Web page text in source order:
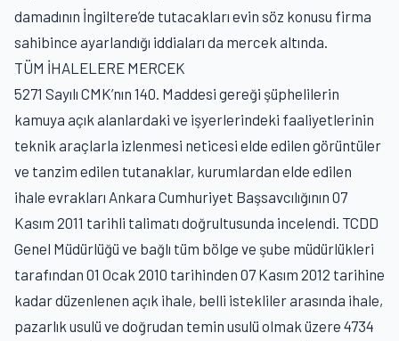
damadının İngiltere’de tutacakları evin söz konusu firma
sahibince ayarlandığı iddiaları da mercek altında.
TÜM İHALELERE MERCEK
5271 Sayılı CMK’nın 140. Maddesi gereği şüphelilerin
kamuya açık alanlardaki ve işyerlerindeki faaliyetlerinin
teknik araçlarla izlenmesi neticesi elde edilen görüntüler
ve tanzim edilen tutanaklar, kurumlardan elde edilen
ihale evrakları Ankara Cumhuriyet Başsavcılığının 07
Kasım 2011 tarihli talimatı doğrultusunda incelendi. TCDD
Genel Müdürlüğü ve bağlı tüm bölge ve şube müdürlükleri
tarafından 01 Ocak 2010 tarihinden 07 Kasım 2012 tarihine
kadar düzenlenen açık ihale, belli istekliler arasında ihale,
pazarlık usulü ve doğrudan temin usulü olmak üzere 4734